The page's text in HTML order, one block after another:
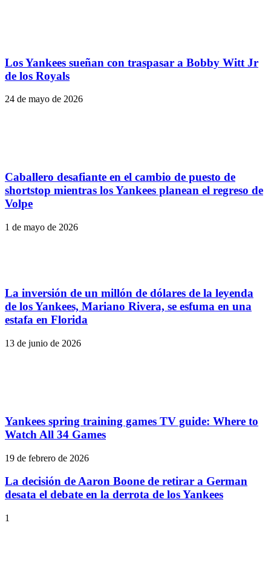
Los Yankees sueñan con traspasar a Bobby Witt Jr
de los Royals
24 de mayo de 2026
Caballero desafiante en el cambio de puesto de
shortstop mientras los Yankees planean el regreso de
Volpe
1 de mayo de 2026
La inversión de un millón de dólares de la leyenda
de los Yankees, Mariano Rivera, se esfuma en una
estafa en Florida
13 de junio de 2026
Yankees spring training games TV guide: Where to
Watch All 34 Games
19 de febrero de 2026
La decisión de Aaron Boone de retirar a German
desata el debate en la derrota de los Yankees
1